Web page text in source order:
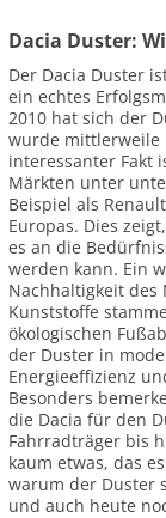
Dacia Duster:
Der Dacia Duster
ein echtes
2010 hat sich der
wurde mittlerweile
interessanter Fakt
Märkten unter
Beispiel als
Europas. Dies
es an die
werden kann. Ein
Nachhaltigkeit des
Kunststoffe
ökologischen
der Duster in
Energieeffizienz
Besonders
die Dacia für den
Fahrradträger bis
kaum etwas, das
warum der Duster
und auch heute